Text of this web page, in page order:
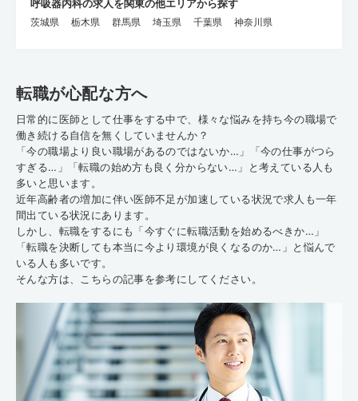
呼吸器内科の求人を関東の他エリアから探す
茨城県 栃木県 群馬県 埼玉県 千葉県 神奈川県
転職が心配な方へ
日常的に医師として仕事をする中で、様々な悩みを持ち今の職場で
働き続ける自信を無くしていませんか？
「今の職場より良い職場があるのではないか…」「今の仕事がつら
すぎる…」「転職の始め方も良く分からない…」と考えている人も
多いと思います。
近年高齢者の増加に伴い医師不足が加速している状況で求人も一年
間出ている状況にあります。
しかし、転職をするにも「今すぐに転職活動を始めるべきか…」
「転職を決断しても本当に今より環境が良くなるのか…」と悩んで
いる人も多いです。
そんな方は、こちらの記事を参考にしてください。